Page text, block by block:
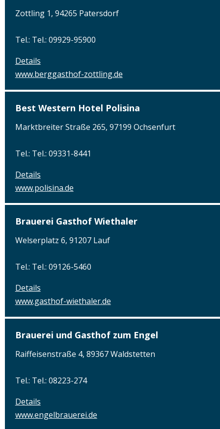
Zottling 1, 94265 Patersdorf
Tel.: Tel.: 09929-95900
Details
www.berggasthof-zottling.de
Best Western Hotel Polisina
Marktbreiter Straße 265, 97199 Ochsenfurt
Tel.: Tel.: 09331-8441
Details
www.polisina.de
Brauerei Gasthof Wiethaler
Welserplatz 6, 91207 Lauf
Tel.: Tel.: 09126-5460
Details
www.gasthof-wiethaler.de
Brauerei und Gasthof zum Engel
Raiffeisenstraße 4, 89367 Waldstetten
Tel.: Tel.: 08223-274
Details
www.engelbrauerei.de